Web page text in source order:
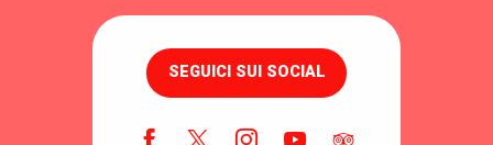
SEGUICI SUI SOCIAL